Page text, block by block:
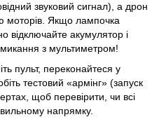
звуковий сигнал), а дрон
моторів. Якщо лампочка
відключайте акумулятор і
з мультиметром!
пульт, переконайтеся у
тестовий «армінг» (запуск
щоб перевірити, чи всі
напрямку.